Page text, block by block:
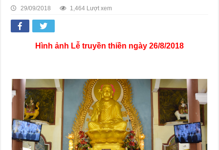
29/09/2018 1,464 Lượt xem
Hình ảnh Lễ truyền thiền ngày 26/8/2018